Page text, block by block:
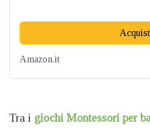
Amazon.it
Tra i giochi Montessori per